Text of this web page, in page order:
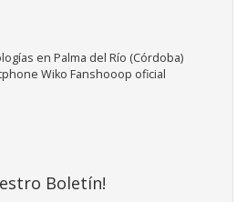
en Palma del Río (Córdoba)
Wiko Fanshooop oficial
Boletín!